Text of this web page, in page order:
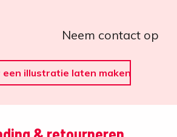
Neem contact op
een illustratie laten maken